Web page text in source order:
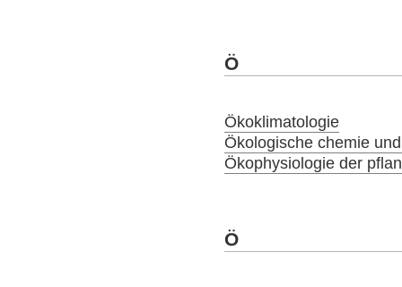
Ö
Ökoklimatologie
Ökologische chemie
Ökophysiologie der
Ö